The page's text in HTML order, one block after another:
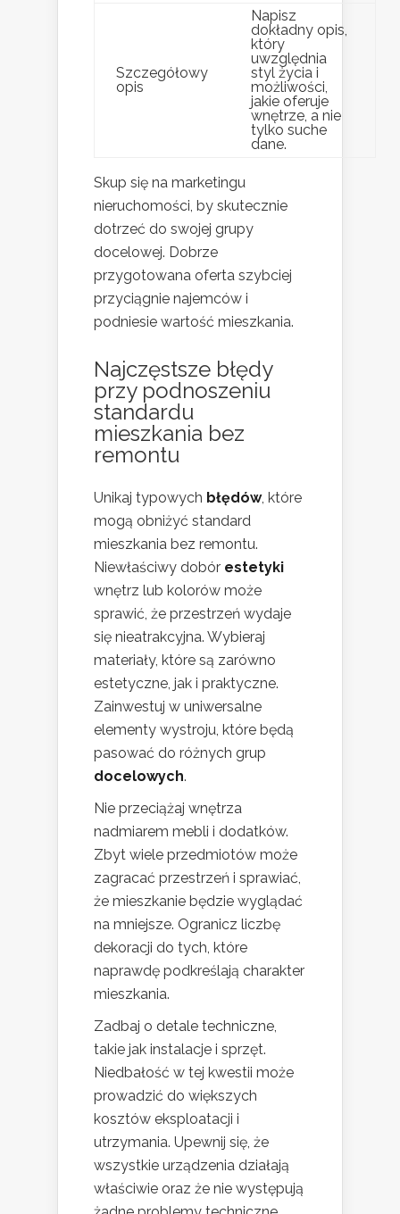
Szczegółowy
opis
Napisz
dokładny opis,
który
uwzględnia
styl życia i
możliwości,
jakie oferuje
wnętrze, a nie
tylko suche
dane.
Skup się na marketingu
nieruchomości, by skutecznie
dotrzeć do swojej grupy
docelowej. Dobrze
przygotowana oferta szybciej
przyciągnie najemców i
podniesie wartość mieszkania.
Najczęstsze błędy
przy podnoszeniu
standardu
mieszkania bez
remontu
Unikaj typowych błędów, które
mogą obniżyć standard
mieszkania bez remontu.
Niewłaściwy dobór estetyki
wnętrz lub kolorów może
sprawić, że przestrzeń wydaje
się nieatrakcyjna. Wybieraj
materiały, które są zarówno
estetyczne, jak i praktyczne.
Zainwestuj w uniwersalne
elementy wystroju, które będą
pasować do różnych grup
docelowych.
Nie przeciążaj wnętrza
nadmiarem mebli i dodatków.
Zbyt wiele przedmiotów może
zagracać przestrzeń i sprawiać,
że mieszkanie będzie wyglądać
na mniejsze. Ogranicz liczbę
dekoracji do tych, które
naprawdę podkreślają charakter
mieszkania.
Zadbaj o detale techniczne,
takie jak instalacje i sprzęt.
Niedbałość w tej kwestii może
prowadzić do większych
kosztów eksploatacji i
utrzymania. Upewnij się, że
wszystkie urządzenia działają
właściwie oraz że nie występują